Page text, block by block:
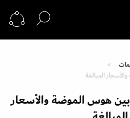
المبالغة
هوس الموضة والأسعار